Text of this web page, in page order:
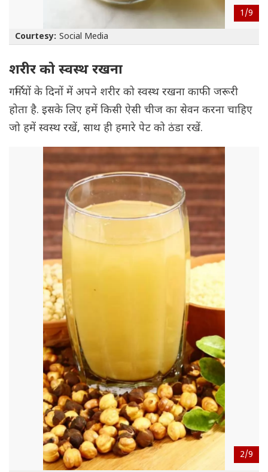
1/9
Courtesy: Social Media
शरीर को स्वस्थ रखना
गर्मियों के दिनों में अपने शरीर को स्वस्थ रखना काफी जरूरी
होता है. इसके लिए हमें किसी ऐसी चीज का सेवन करना चाहिए
जो हमें स्वस्थ रखें, साथ ही हमारे पेट को ठंडा रखें.
2/9